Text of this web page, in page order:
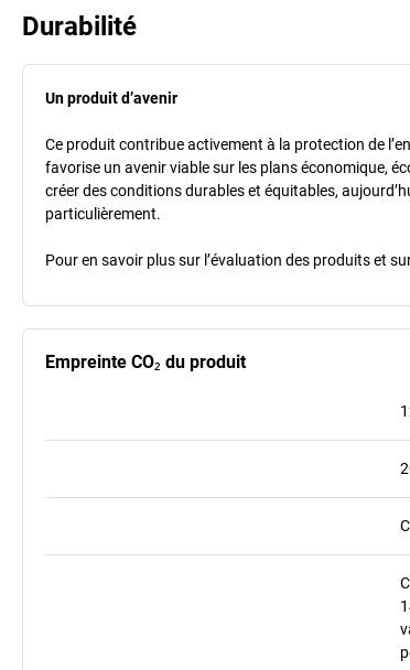
Durabilité
Un produit d’avenir
Ce produit contribue activement à la protection de
favorise un avenir viable sur les plans économique,
créer des conditions durables et équitables,
particulièrement.
Pour en savoir plus sur l’évaluation des produits et
Empreinte CO₂ du produit